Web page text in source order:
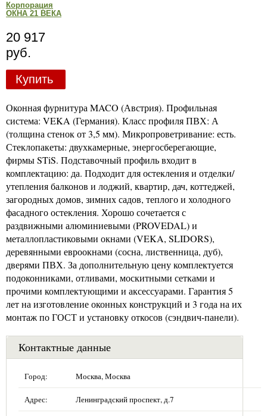
Корпорация
ОКНА 21 ВЕКА
20 917
руб.
Купить
Оконная фурнитура MACO (Австрия). Профильная
система: VEKA (Германия). Класс профиля ПВХ: А
(толщина стенок от 3,5 мм). Микропроветривание: есть.
Стеклопакеты: двухкамерные, энергосберегающие,
фирмы STiS. Подставочный профиль входит в
комплектацию: да. Подходит для остекления и отделки/
утепления балконов и лоджий, квартир, дач, коттеджей,
загородных домов, зимних садов, теплого и холодного
фасадного остекления. Хорошо сочетается с
раздвижными алюминиевыми (PROVEDAL) и
металлопластиковыми окнами (VEKA, SLIDORS),
деревянными евроокнами (сосна, лиственница, дуб),
дверями ПВХ. За дополнительную цену комплектуется
подоконниками, отливами, москитными сетками и
прочими комплектующими и аксессуарами. Гарантия 5
лет на изготовление оконных конструкций и 3 года на их
монтаж по ГОСТ и установку откосов (сэндвич-панели).
Контактные данные
Город: Москва, Москва
Адрес: Ленинградский проспект, д.7